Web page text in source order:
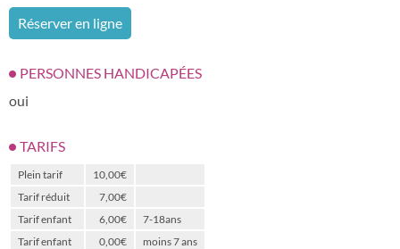
Réserver en ligne
PERSONNES HANDICAPÉES
oui
TARIFS
Plein tarif
10,00€
Tarif réduit
7,00€
Tarif enfant
6,00€
7-18ans
Tarif enfant
0,00€
moins 7 ans